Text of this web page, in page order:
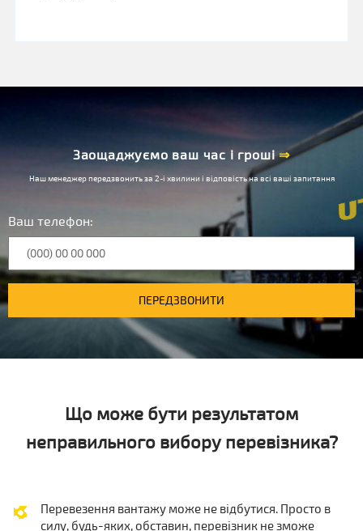
Заощаджуємо ваш час і гроші⇒
Наш менеджер передзвонить за 2-і хвилини і відповість на всі ваші запитання
Ваш телефон:
ПЕРЕДЗВОНИТИ
Що може бути результатом
неправильного вибору перевізника?
Перевезення вантажу може не відбутися. Просто в
силу, будь-яких, обставин, перевізник не зможе